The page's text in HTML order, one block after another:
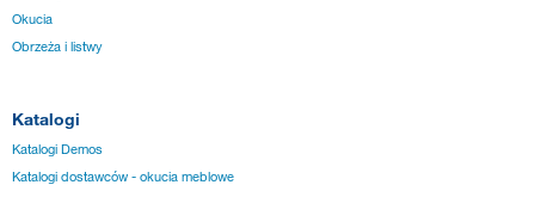
Okucia
Obrzeża i listwy
Katalogi
Katalogi Demos
Katalogi dostawców - okucia meblowe